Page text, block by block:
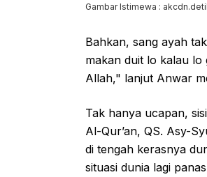
Gambar Istimewa :
Bahkan, sang ayah
makan duit lo kalau lo
Allah," lanjut Anwar
Tak hanya ucapan,
Al-Qur’an, QS. Asy-
di tengah kerasnya
situasi dunia lagi